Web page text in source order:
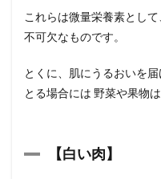
これらは微量栄養素とし
不可欠なものです。
とくに、肌にうるおいを
とる場合には 野菜や果物
【白い肉】